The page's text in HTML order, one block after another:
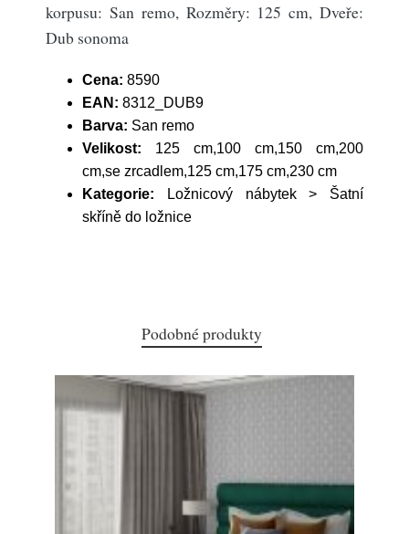
korpusu: San remo, Rozměry: 125 cm, Dveře:
Dub sonoma
Cena: 8590
EAN: 8312_DUB9
Barva: San remo
Velikost: 125 cm,100 cm,150 cm,200
cm,se zrcadlem,125 cm,175 cm,230 cm
Kategorie: Ložnicový nábytek > Šatní
skříně do ložnice
Podobné produkty